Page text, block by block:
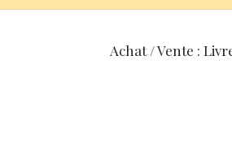
Achat / Vente :